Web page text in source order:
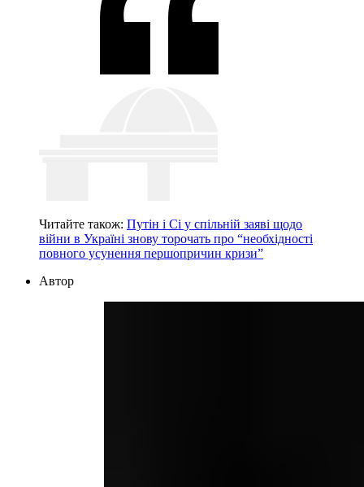
Читайте також: Путін і Сі у спільній заяві щодо
війни в Україні знову торочать про “необхідності
повного усунення першопричин кризи”
Автор